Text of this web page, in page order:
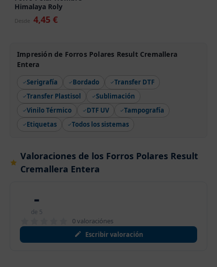
Himalaya Roly
Desde 4,45 €
Impresión de Forros Polares Result Cremallera
Entera
Serigrafía Bordado
Transfer DTF
Transfer Plastisol
Sublimación
Vinilo Térmico
DTF UV
Tampografía
Etiquetas
Todos los sistemas
Valoraciones de los Forros Polares Result
Cremallera Entera
-
de 5
0 valoraciónes
Escribir valoración